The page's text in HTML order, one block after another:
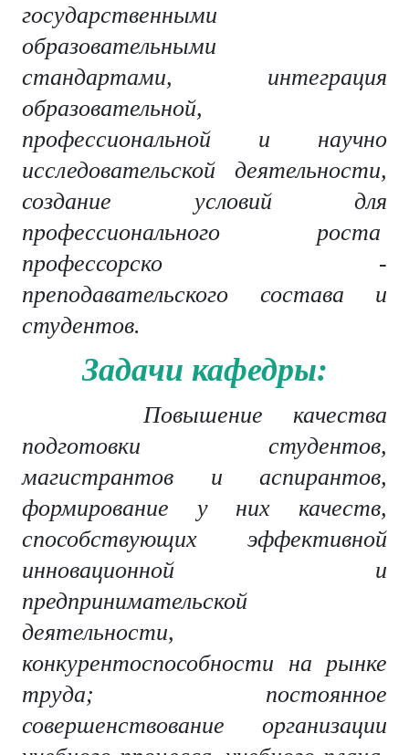
государственными
образовательными
стандартами, интеграция
образовательной,
профессиональной и научно
исследовательской деятельности,
создание условий для
профессионального роста
профессорско -
преподавательского состава и
студентов.
Задачи кафедры:
Повышение качества
подготовки студентов,
магистрантов и аспирантов,
формирование у них качеств,
способствующих эффективной
инновационной и
предпринимательской
деятельности,
конкурентоспособности на рынке
труда; постоянное
совершенствование организации